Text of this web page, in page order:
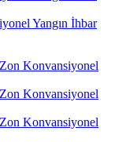
Yangın İhbar
Konvansiyonel
Konvansiyonel
Konvansiyonel